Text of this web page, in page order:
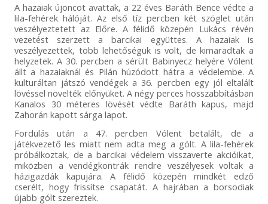
A hazaiak újoncot avattak, a 22 éves Baráth Bence védte a
lila-fehérek hálóját. Az első tíz percben két szöglet után
veszélyeztetett az Előre. A félidő közepén Lukács révén
vezetést szerzett a barcikai együttes. A hazaiak is
veszélyezettek, több lehetőségük is volt, de kimaradtak a
helyzetek. A 30. percben a sérült Babinyecz helyére Vólent
állt a hazaiaknál és Pilán húzódott hátra a védelembe. A
kulturáltan játszó vendégek a 36. percben egy jól eltalált
lövéssel növelték előnyüket. A négy perces hosszabbításban
Kanalos 30 méteres lövését védte Baráth kapus, majd
Zahorán kapott sárga lapot.
Fordulás után a 47. percben Vólent betalált, de a
játékvezető les miatt nem adta meg a gólt. A lila-fehérek
próbálkoztak, de a barcikai védelem visszaverte akcióikat,
miközben a vendégkontrák rendre veszélyesek voltak a
házigazdák kapujára. A félidő közepén mindkét edző
cserélt, hogy frissítse csapatát. A hajrában a borsodiak
újabb gólt szereztek.